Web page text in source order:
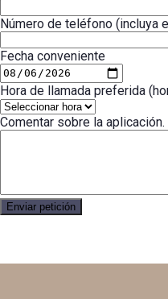
Número de teléfono (incluya
Fecha conveniente
Hora de llamada preferida
Comentar sobre la aplicación.